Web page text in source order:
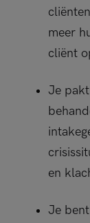
meer
cliënt
Je
en
Je